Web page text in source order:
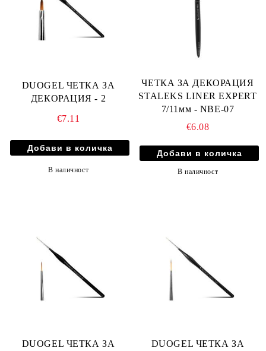
DUOGEL ЧЕТКА ЗА
ДЕКОРАЦИЯ - 2
€7.11
В наличност
ЧЕТКА ЗА ДЕКОРАЦИЯ
STALEKS LINER EXPERT
7/11мм - NBE-07
€6.08
В наличност
DUOGEL ЧЕТКА ЗА
DUOGEL ЧЕТКА ЗА